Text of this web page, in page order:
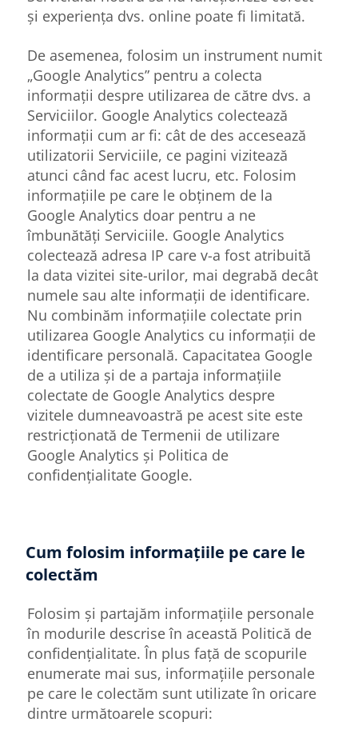
și experiența dvs. online poate fi limitată.
De asemenea, folosim un instrument numit
„Google Analytics” pentru a colecta
informații despre utilizarea de către dvs. a
Serviciilor. Google Analytics colectează
informații cum ar fi: cât de des accesează
utilizatorii Serviciile, ce pagini vizitează
atunci când fac acest lucru, etc. Folosim
informațiile pe care le obținem de la
Google Analytics doar pentru a ne
îmbunătăți Serviciile. Google Analytics
colectează adresa IP care v-a fost atribuită
la data vizitei site-urilor, mai degrabă decât
numele sau alte informații de identificare.
Nu combinăm informațiile colectate prin
utilizarea Google Analytics cu informații de
identificare personală. Capacitatea Google
de a utiliza și de a partaja informațiile
colectate de Google Analytics despre
vizitele dumneavoastră pe acest site este
restricționată de Termenii de utilizare
Google Analytics și Politica de
confidențialitate Google.
Cum folosim informațiile pe care le
colectăm
Folosim și partajăm informațiile personale
în modurile descrise în această Politică de
confidențialitate. În plus față de scopurile
enumerate mai sus, informațiile personale
pe care le colectăm sunt utilizate în oricare
dintre următoarele scopuri: